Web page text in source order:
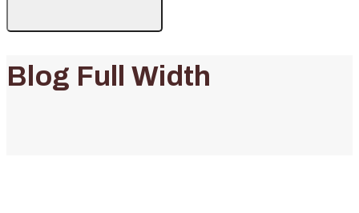
Blog Full Width